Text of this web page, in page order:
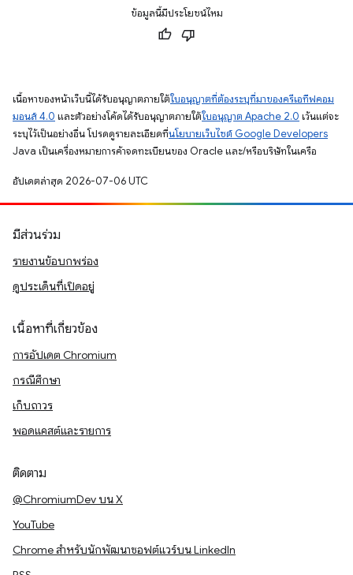
ข้อมูลนี้มีประโยชน์ไหม
เนื้อหาของหน้าเว็บนี้ได้รับอนุญาตภายใต้ใบอนุญาตที่ต้องระบุที่มาของครีเอทีฟคอม
มอนส์ 4.0 และตัวอย่างโค้ดได้รับอนุญาตภายใต้ใบอนุญาต Apache 2.0 เว้นแต่จะ
ระบุไว้เป็นอย่างอื่น โปรดดูรายละเอียดที่นโยบายเว็บไซต์ Google Developers
Java เป็นเครื่องหมายการค้าจดทะเบียนของ Oracle และ/หรือบริษัทในเครือ
อัปเดตล่าสุด 2026-07-06 UTC
มีส่วนร่วม
รายงานข้อบกพร่อง
ดูประเด็นที่เปิดอยู่
เนื้อหาที่เกี่ยวข้อง
การอัปเดต Chromium
กรณีศึกษา
เก็บถาวร
พอดแคสต์และรายการ
ติดตาม
@ChromiumDev บน X
YouTube
Chrome สำหรับนักพัฒนาซอฟต์แวร์บน LinkedIn